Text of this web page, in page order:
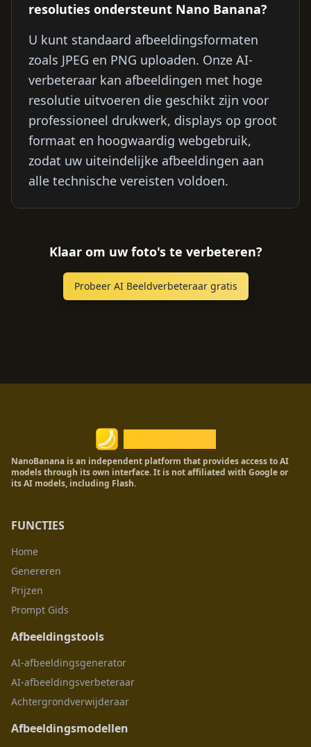
resoluties ondersteunt Nano Banana?
U kunt standaard afbeeldingsformaten
zoals JPEG en PNG uploaden. Onze AI-
verbeteraar kan afbeeldingen met hoge
resolutie uitvoeren die geschikt zijn voor
professioneel drukwerk, displays op groot
formaat en hoogwaardig webgebruik,
zodat uw uiteindelijke afbeeldingen aan
alle technische vereisten voldoen.
Klaar om uw foto's te verbeteren?
Probeer AI Beeldverbeteraar gratis
NanoBanana is an independent platform that provides access to AI
models through its own interface. It is not affiliated with Google or
its AI models, including Flash.
FUNCTIES
Home
Genereren
Prijzen
Prompt Gids
Afbeeldingstools
AI-afbeeldingsgenerator
AI-afbeeldingsverbeteraar
Achtergrondverwijderaar
Afbeeldingsmodellen